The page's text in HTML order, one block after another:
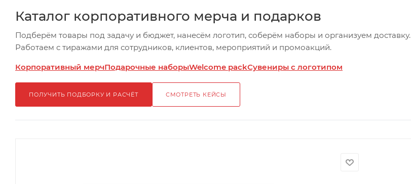
Каталог корпоративного мерча и подарков
Подберём товары под задачу и бюджет, нанесём логотип, соберём наборы и организуем доставку.
Работаем с тиражами для сотрудников, клиентов, мероприятий и промоакций.
Корпоративный мерчПодарочные наборыWelcome packСувениры с логотипом
ПОЛУЧИТЬ ПОДБОРКУ И РАСЧЁТ СМОТРЕТЬ КЕЙСЫ